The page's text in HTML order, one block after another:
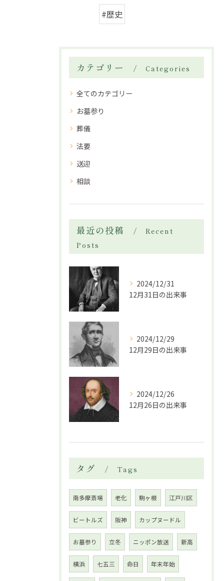
#歴史
カテゴリー Categories
全てのカテゴリー
お墓参り
葬儀
法要
送迎
相談
最近の投稿
Recent
Posts
2024/12/31
12月31日の出来事
2024/12/29
12月29日の出来事
2024/12/26
12月26日の出来事
タグ Tags
南多摩斎場 老化 駒ヶ根 江戸川区
ビートルズ 阪神 カップヌードル
お墓参り 立冬 ニッポン放送 新高
横浜 七五三 命日 年末年始